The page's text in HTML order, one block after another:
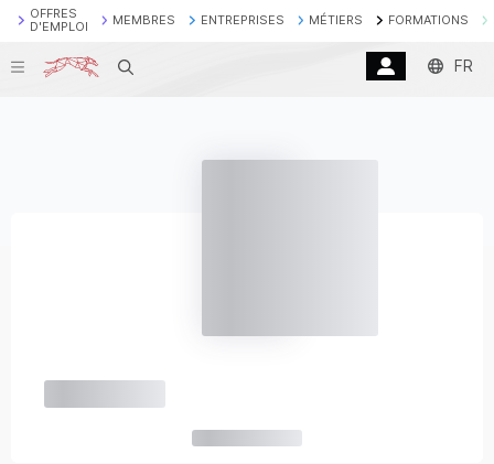
OFFRES
D'EMPLOI
MEMBRES ENTREPRISES MÉTIERS FORMATIONS
Recherche FR